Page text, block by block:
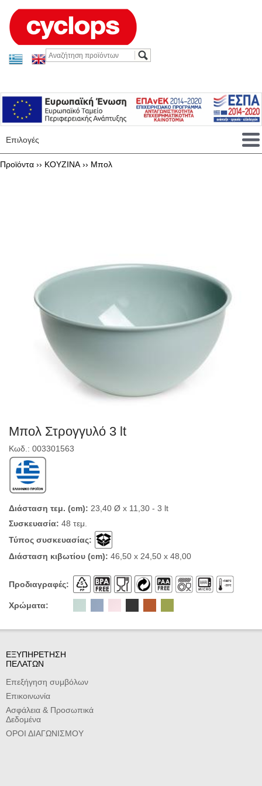
Επιλογές
Προϊόντα ›› KOYZINA›› Μπολ
Μπολ Στρογγυλό 3 lt
Κωδ.: 003301563
Διάσταση τεμ. (cm): 23,40 Ø x 11,30 - 3 lt
Συσκευασία: 48 τεμ.
Τύπος συσκευασίας:
Διάσταση κιβωτίου (cm): 46,50 x 24,50 x 48,00
Προδιαγραφές:
Χρώματα:
ΕΞΥΠΗΡΕΤΗΣΗ
ΠΕΛΑΤΩΝ
Επεξήγηση συμβόλων
Επικοινωνία
Ασφάλεια & Προσωπικά
Δεδομένα
ΟΡΟΙ ΔΙΑΓΩΝΙΣΜΟΥ